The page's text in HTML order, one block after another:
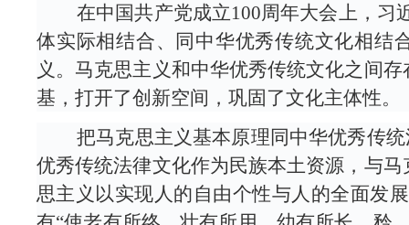
在中国共产党成立100周年大会上，习近
体实际相结合、同中华优秀传统文化相结
义。马克思主义和中华优秀传统文化之间
基，打开了创新空间，巩固了文化主体性。
把马克思主义基本原理同中华优秀传统
优秀传统法律文化作为民族本土资源，与
思主义以实现人的自由个性与人的全面发